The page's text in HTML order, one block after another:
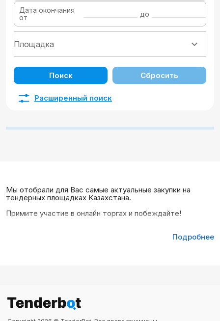
Дата окончания
от
до
Поиск Сбросить
Расширенный поиск
Мы отобрали для Вас самые актуальные закупки на
тендерных площадках Казахстана.
Примите участие в онлайн торгах и побеждайте!
Подробнее